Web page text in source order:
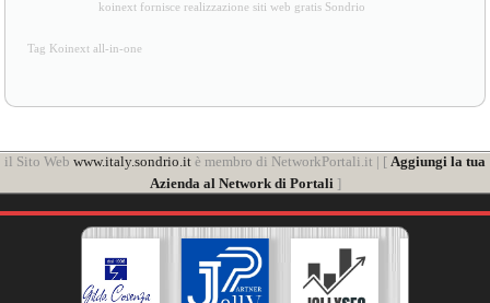
koinext fornisce realizzazione siti web gratis Sondrio
Tag Koinext all-in-one
il Sito Web www.italy.sondrio.it è membro di NetworkPortali.it | [ Aggiungi la tua
Azienda al Network di Portali]